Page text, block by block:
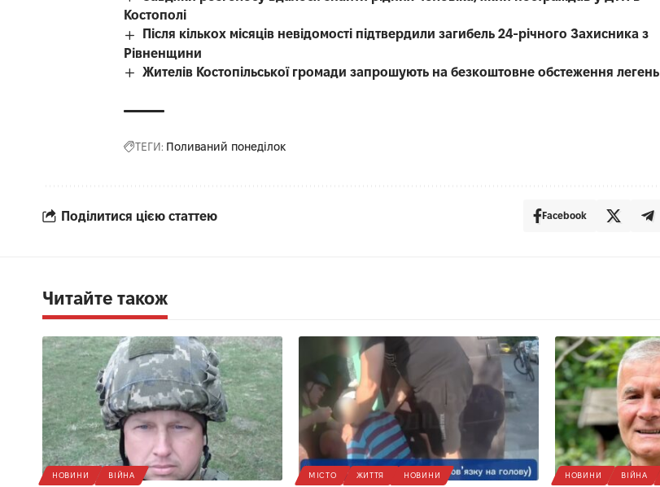
Костополі
Після кількох місяців невідомості підтвердили загибель 24-річного Захисника з
Рівненщини
Жителів Костопільської громади запрошують на безкоштовне обстеження легень
ТЕГИ: Поливаний понеділок
Поділитися цією статтею Facebook
Читайте також
НОВИНИ ВІЙНА МІСТО ЖИТТЯ НОВИНИ НОВИНИ ВІЙНА